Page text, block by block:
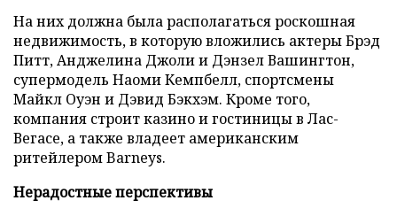
На них должна была располагаться роскошная
недвижимость, в которую вложились актеры Брэд
Питт, Анджелина Джоли и Дэнзел Вашингтон,
супермодель Наоми Кемпбелл, спортсмены
Майкл Оуэн и Дэвид Бэкхэм. Кроме того,
компания строит казино и гостиницы в Лас-
Вегасе, а также владеет американским
ритейлером Barneys.
Нерадостные перспективы